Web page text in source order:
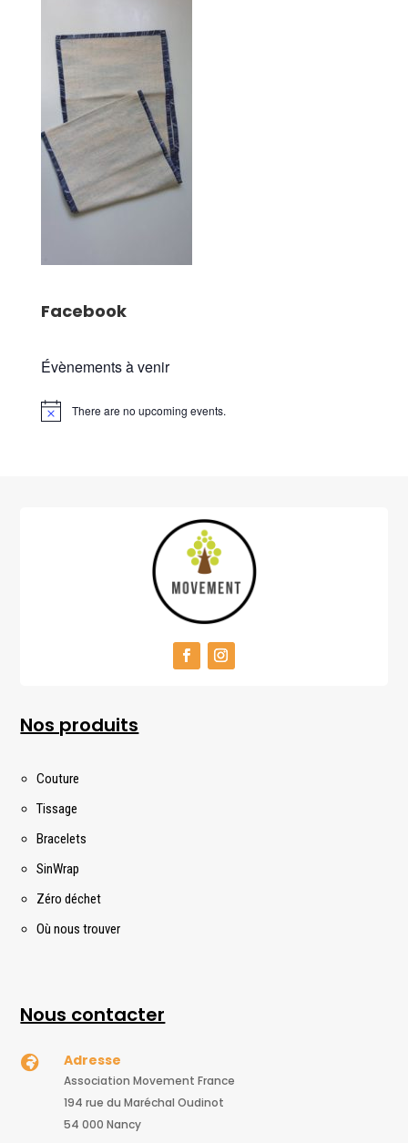
Facebook
Évènements à venir
There are no upcoming events.
Nos produits
Couture
Tissage
Bracelets
SinWrap
Zéro déchet
Où nous trouver
Nous contacter
 Adresse
Association Movement France
194 rue du Maréchal Oudinot
54 000 Nancy